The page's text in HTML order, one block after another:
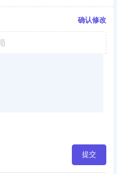
确认修改
提交